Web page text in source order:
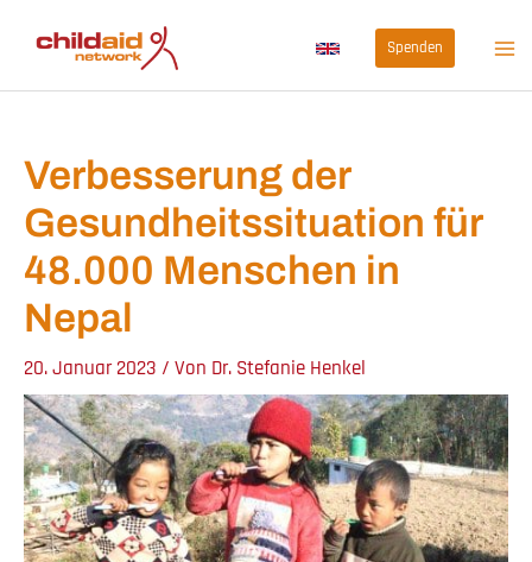
Inhalt
springen
Spenden
Verbesserung der
Gesundheitssituation für
48.000 Menschen in
Nepal
20. Januar 2023 / Von Dr. Stefanie Henkel